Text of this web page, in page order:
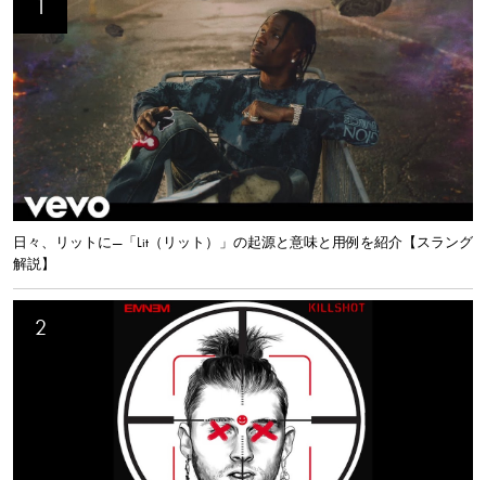
日々、リットに—「Lit（リット）」の起源と意味と用例を紹介【スラング
解説】